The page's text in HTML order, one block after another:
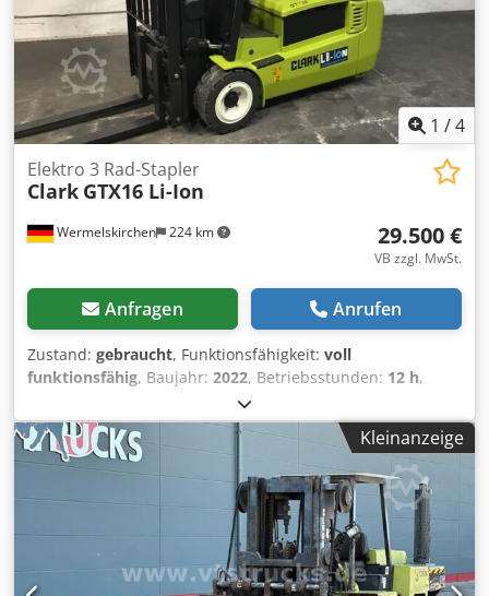
1 /4
Wermelskirchen 224 km
Elektro 3 Rad-Stapler
Clark GTX16 Li-Ion
29.500 €
VB zzgl. MwSt.
Anfragen Anrufen
Zustand: gebraucht, Funktionsfähigkeit: voll
funktionsfähig, Baujahr: 2022, Betriebsstunden: 12 h,
, Hubhöhe:4.780 mm
mm, Kraftstofftyp:elektrisch, Masttyp:Triplex, Bauhöhe:
2.105 mm, Gabellänge: , Antriebsart:Elektro,
Elektro 3 Rad-Stapler Dcjdoukrmbopfx Apmjk Masttyp:
Triplex Zustand Technisch: sehr gut Bereifung vorne Typ:
Superelastik Bereifung hinten Typ: Superelastik Batterie
Volt: 48V Batterie Ah: 460Ah Batterie Hersteller: Lithium-
Ionen-Batterie Batterie Baujahr: 2022 Batterie Zustand: 80
- 100% Rückfahralarm; PVC-Kabine
Kleinanzeige